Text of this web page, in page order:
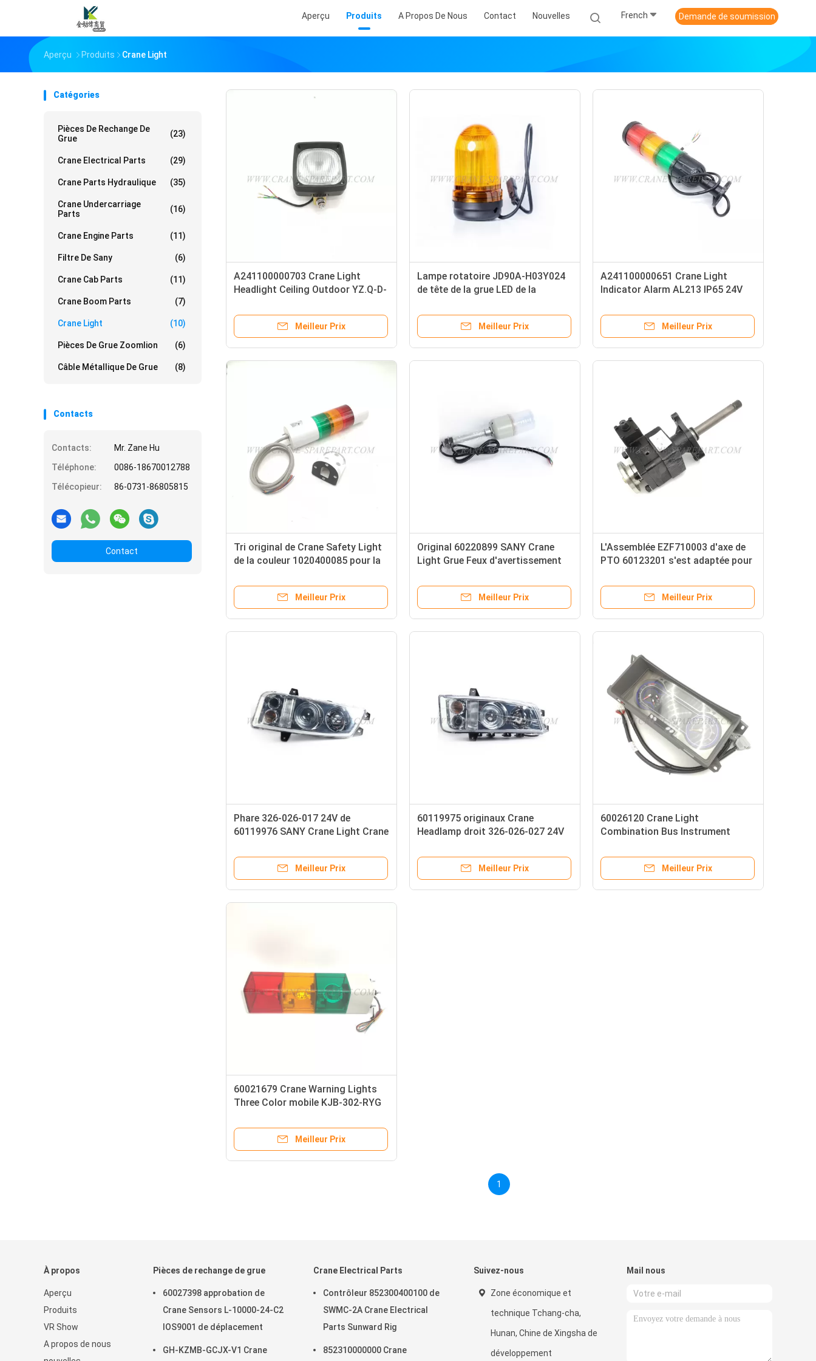
Aperçu Produits A Propos De Nous Contact Nouvelles French Demande de soumission
Aperçu Produits Crane Light
Catégories
Pièces De Rechange De
Grue
(23)
Crane Electrical Parts (29)
Crane Parts Hydraulique (35)
Crane Undercarriage
Parts
(16)
Crane Engine Parts (11)
Filtre De Sany (6)
Crane Cab Parts (11)
Crane Boom Parts (7)
Crane Light (10)
Pièces De Grue Zoomlion (6)
Câble Métallique De Grue (8)
Contacts
Contacts:
Mr. Zane Hu
Téléphone:
0086-18670012788
Télécopieur:
86-0731-86805815
Contact
A241100000703 Crane Light
Headlight Ceiling Outdoor YZ.Q-D-
Meilleur Prix
Lampe rotatoire JD90A-H03Y024
de tête de la grue LED de la
Meilleur Prix
A241100000651 Crane Light
Indicator Alarm AL213 IP65 24V
Meilleur Prix
Tri original de Crane Safety Light
de la couleur 1020400085 pour la
Meilleur Prix
Original 60220899 SANY Crane
Light Grue Feux d'avertissement
Meilleur Prix
L'Assemblée EZF710003 d'axe de
PTO 60123201 s'est adaptée pour
Meilleur Prix
Phare 326-026-017 24V de
60119976 SANY Crane Light Crane
Meilleur Prix
60119975 originaux Crane
Headlamp droit 326-026-027 24V
Meilleur Prix
60026120 Crane Light
Combination Bus Instrument
Meilleur Prix
60021679 Crane Warning Lights
Three Color mobile KJB-302-RYG
Meilleur Prix
1
À propos
Aperçu
Produits
VR Show
A propos de nous
Pièces de rechange de grue
60027398 approbation de
Crane Sensors L-10000-24-C2
IOS9001 de déplacement
GH-KZMB-GCJX-V1 Crane
Crane Electrical Parts
Contrôleur 852300400100 de
SWMC-2A Crane Electrical
Parts Sunward Rig
852310000000 Crane
Suivez-nous
Zone économique et
technique Tchang-cha,
Hunan, Chine de Xingsha de
développement
Mail nous